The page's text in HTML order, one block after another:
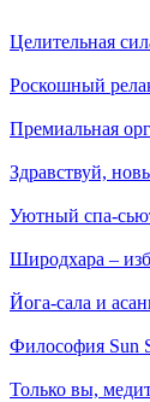
Целительная
Роскошный
Премиальная
Здравствуй,
Уютный спа-
Широдхара –
Йога-сала и
Философия Sun
Только вы,